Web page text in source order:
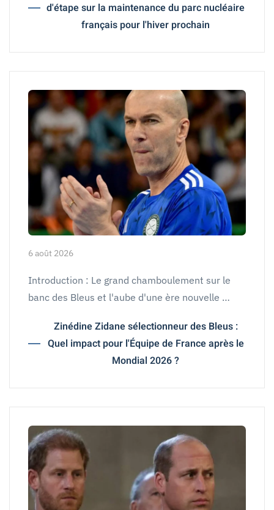
d'étape sur la maintenance du parc nucléaire
français pour l'hiver prochain
6 août 2026
Introduction : Le grand chamboulement sur le
banc des Bleus et l'aube d'une ère nouvelle …
Zinédine Zidane sélectionneur des Bleus :
Quel impact pour l'Équipe de France après le
Mondial 2026 ?